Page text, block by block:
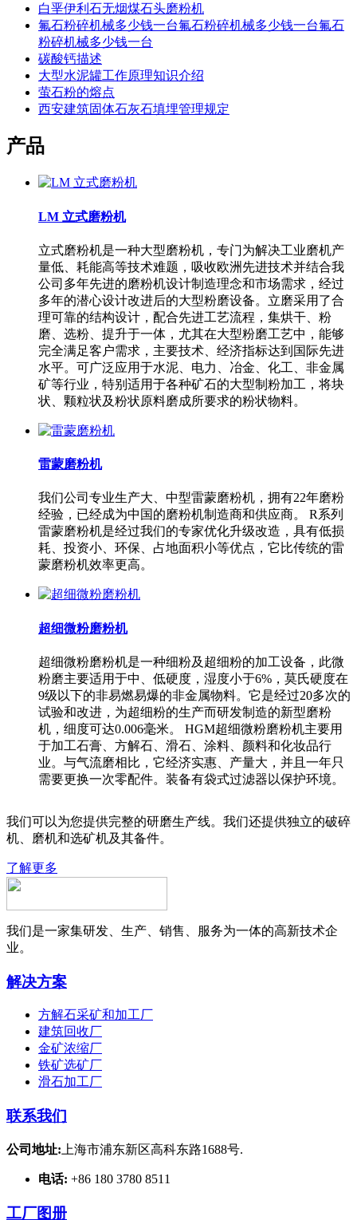
白垩伊利石无烟煤石头磨粉机
氟石粉碎机械多少钱一台氟石粉碎机械多少钱一台氟石
粉碎机械多少钱一台
碳酸钙描述
大型水泥罐工作原理知识介绍
萤石粉的熔点
西安建筑固体石灰石填埋管理规定
产品
LM 立式磨粉机
立式磨粉机是一种大型磨粉机，专门为解决工业磨机产
量低、耗能高等技术难题，吸收欧洲先进技术并结合我
公司多年先进的磨粉机设计制造理念和市场需求，经过
多年的潜心设计改进后的大型粉磨设备。立磨采用了合
理可靠的结构设计，配合先进工艺流程，集烘干、粉
磨、选粉、提升于一体，尤其在大型粉磨工艺中，能够
完全满足客户需求，主要技术、经济指标达到国际先进
水平。可广泛应用于水泥、电力、冶金、化工、非金属
矿等行业，特别适用于各种矿石的大型制粉加工，将块
状、颗粒状及粉状原料磨成所要求的粉状物料。
雷蒙磨粉机
我们公司专业生产大、中型雷蒙磨粉机，拥有22年磨粉
经验，已经成为中国的磨粉机制造商和供应商。 R系列
雷蒙磨粉机是经过我们的专家优化升级改造，具有低损
耗、投资小、环保、占地面积小等优点，它比传统的雷
蒙磨粉机效率更高。
超细微粉磨粉机
超细微粉磨粉机是一种细粉及超细粉的加工设备，此微
粉磨主要适用于中、低硬度，湿度小于6%，莫氏硬度在
9级以下的非易燃易爆的非金属物料。它是经过20多次的
试验和改进，为超细粉的生产而研发制造的新型磨粉
机，细度可达0.006毫米。 HGM超细微粉磨粉机主要用
于加工石膏、方解石、滑石、涂料、颜料和化妆品行
业。与气流磨相比，它经济实惠、产量大，并且一年只
需要更换一次零配件。装备有袋式过滤器以保护环境。
我们可以为您提供完整的研磨生产线。我们还提供独立的破碎
机、磨机和选矿机及其备件。
了解更多
我们是一家集研发、生产、销售、服务为一体的高新技术企
业。
解决方案
方解石采矿和加工厂
建筑回收厂
金矿浓缩厂
铁矿选矿厂
滑石加工厂
联系我们
公司地址: 上海市浦东新区高科东路1688号.
电话: +86 180 3780 8511
工厂图册